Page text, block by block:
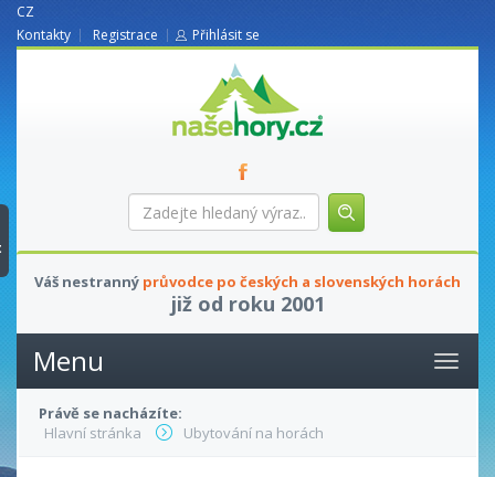
CZ
Kontakty
Registrace Přihlásit se
nasehory.cz
Zadejte
hledaný
Váš nestranný průvodce po českých a slovenských horách
již od roku 2001
Menu
Právě se nacházíte:
Hlavní stránka
Ubytování na horách